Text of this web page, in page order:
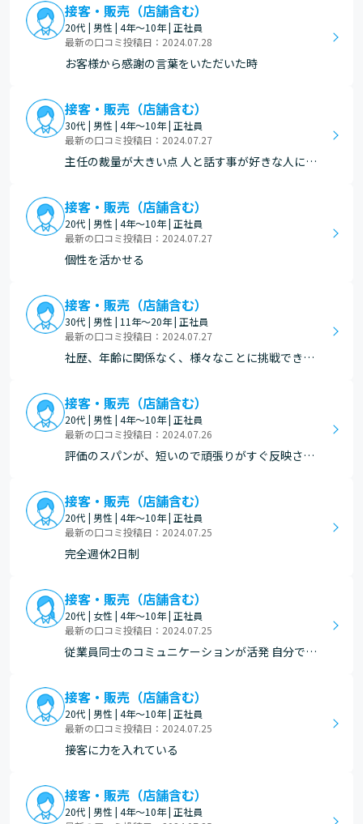
接客・販売（店舗含む）
20代 | 男性 | 4年～10年 | 正社員
最新の口コミ投稿日：2024.07.28
お客様から感謝の言葉をいただいた時
接客・販売（店舗含む）
30代 | 男性 | 4年～10年 | 正社員
最新の口コミ投稿日：2024.07.27
主任の裁量が大きい点 人と話す事が好きな人には
ントに向いている。 同じ業界の他社よりも給料は
良いと思う。
接客・販売（店舗含む）
20代 | 男性 | 4年～10年 | 正社員
最新の口コミ投稿日：2024.07.27
個性を活かせる
接客・販売（店舗含む）
30代 | 男性 | 11年～20年 | 正社員
最新の口コミ投稿日：2024.07.27
社歴、年齢に関係なく、様々なことに挑戦できる
接客・販売（店舗含む）
20代 | 男性 | 4年～10年 | 正社員
最新の口コミ投稿日：2024.07.26
評価のスパンが、短いので頑張りがすぐ反映され
接客・販売（店舗含む）
20代 | 男性 | 4年～10年 | 正社員
最新の口コミ投稿日：2024.07.25
完全週休2日制
接客・販売（店舗含む）
20代 | 女性 | 4年～10年 | 正社員
最新の口コミ投稿日：2024.07.25
従業員同士のコミュニケーションが活発 自分で考
年に一度5連休を取れる（パワーチャージ休暇）
妊娠中は人数に余裕のある店舗で勤務できる
接客・販売（店舗含む）
20代 | 男性 | 4年～10年 | 正社員
最新の口コミ投稿日：2024.07.25
接客に力を入れている
接客・販売（店舗含む）
20代 | 男性 | 4年～10年 | 正社員